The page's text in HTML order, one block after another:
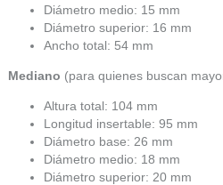
Diámetro medio: 15 mm
Diámetro superior: 16 mm
Ancho total: 54 mm
Mediano (para quienes buscan
Altura total: 104 mm
Longitud insertable: 95 mm
Diámetro base: 26 mm
Diámetro medio: 18 mm
Diámetro superior: 20 mm